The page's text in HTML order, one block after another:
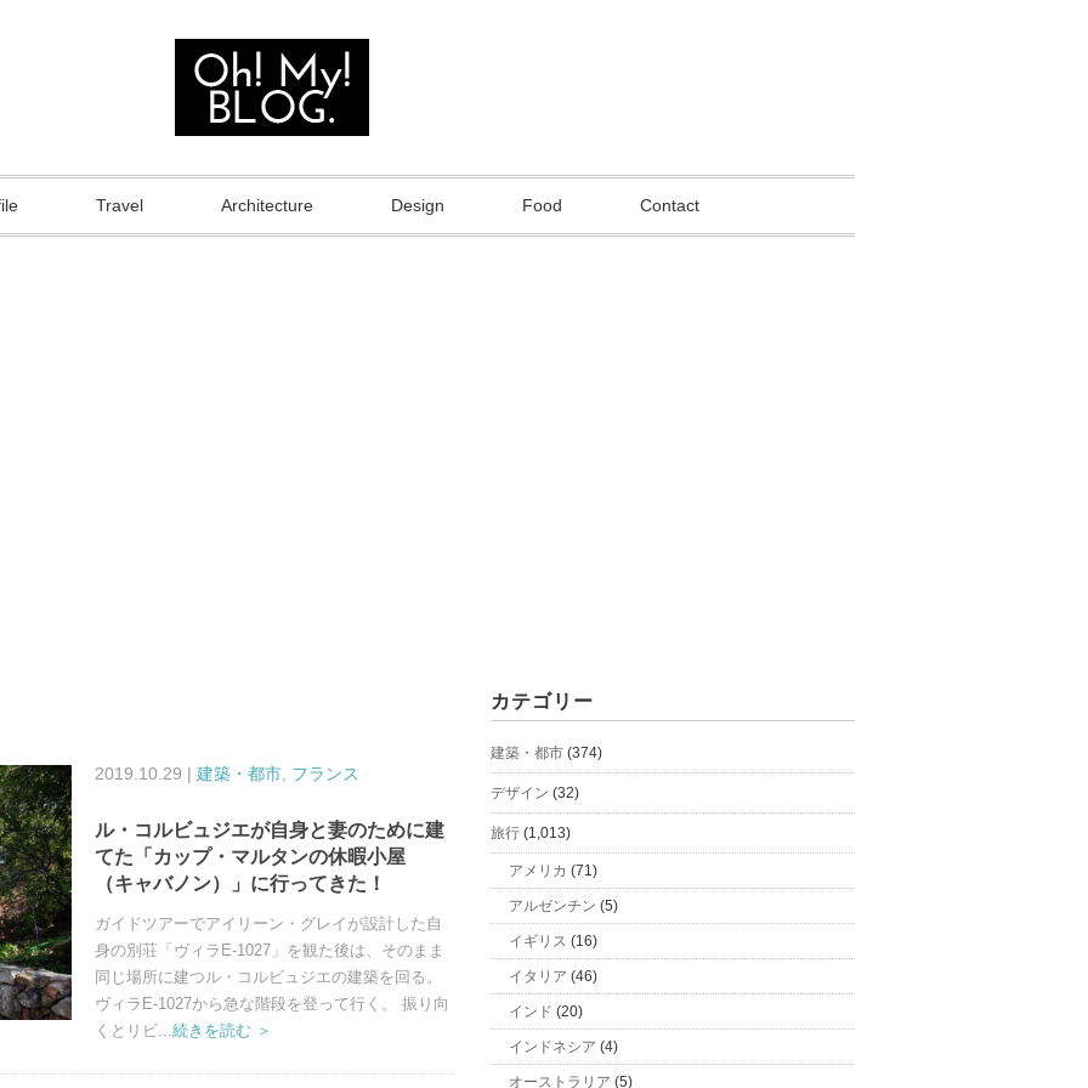
Travel Architecture Design Food Contact
2019.10.29 | 建築・都市, フランス
ル・コルビュジエが自身と妻のために建
てた「カップ・マルタンの休暇小屋
（キャバノン）」に行ってきた！
ガイドツアーでアイリーン・グレイが設計した自
身の別荘「ヴィラE-1027」を観た後は、そのまま
同じ場所に建つル・コルビュジエの建築を回る。
ヴィラE-1027から急な階段を登って行く。 振り向
くとリビ...続きを読む ＞
カテゴリー
建築・都市 (374)
デザイン (32)
旅行 (1,013)
アメリカ (71)
アルゼンチン (5)
イギリス (16)
イタリア (46)
インド (20)
インドネシア (4)
オーストラリア (5)